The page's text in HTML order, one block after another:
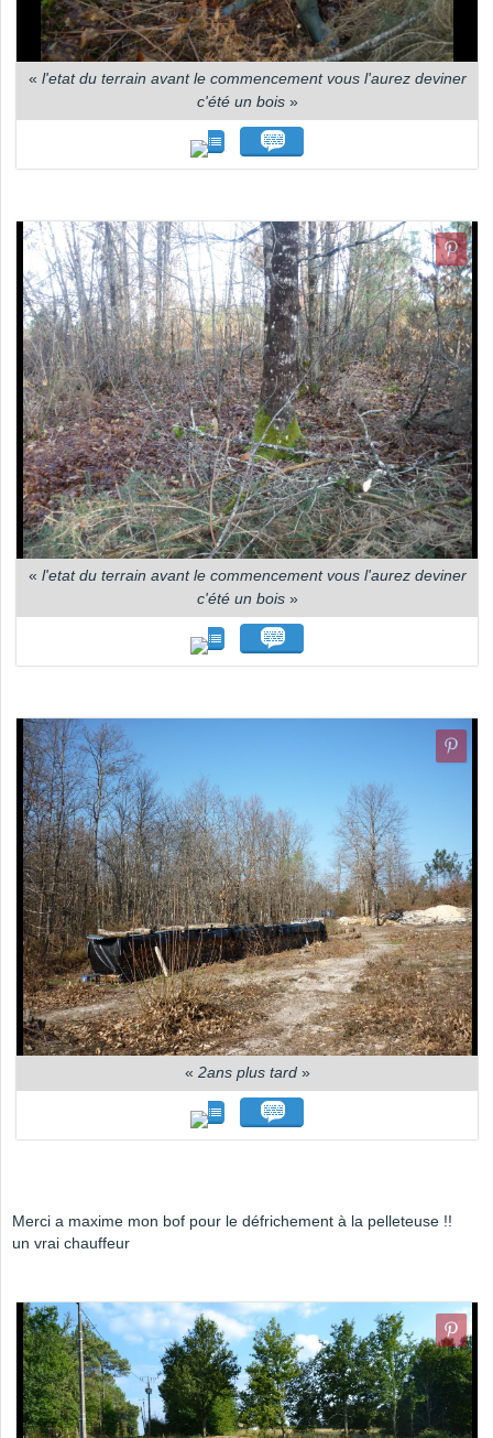
« l'etat du terrain avant le commencement vous l'aurez deviner
c'été un bois»
« l'etat du terrain avant le commencement vous l'aurez deviner
c'été un bois»
« 2ans plus tard»
Merci a maxime mon bof pour le défrichement à la pelleteuse !!
un vrai chauffeur